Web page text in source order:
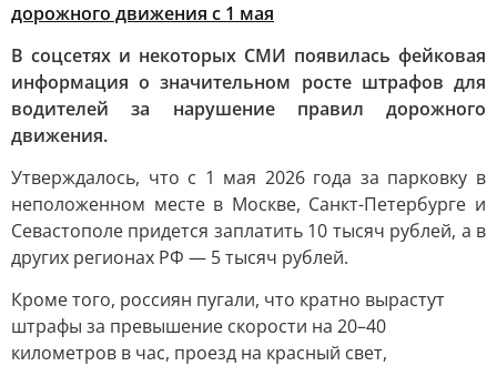
дорожного движения с 1 мая
В соцсетях и некоторых СМИ появилась фейковая
информация о значительном росте штрафов для
водителей за нарушение правил дорожного
движения.
Утверждалось, что с 1 мая 2026 года за парковку в
неположенном месте в Москве, Санкт-Петербурге и
Севастополе придется заплатить 10 тысяч рублей, а в
других регионах РФ — 5 тысяч рублей.
Кроме того, россиян пугали, что кратно вырастут
штрафы за превышение скорости на 20–40
километров в час, проезд на красный свет,